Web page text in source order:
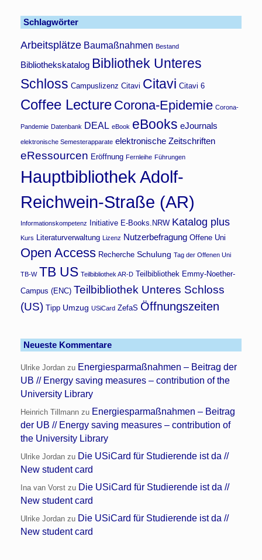
Schlagwörter
Arbeitsplätze Baumaßnahmen Bestand
Bibliothekskatalog Bibliothek Unteres
Schloss Campuslizenz Citavi Citavi Citavi 6
Coffee Lecture Corona-Epidemie Corona-
Pandemie Datenbank DEAL eBook eBooks eJournals
elektronische Semesterapparate elektronische Zeitschriften
eRessourcen Eröffnung Fernleihe Führungen
Hauptbibliothek Adolf-
Reichwein-Straße (AR)
Informationskompetenz Initiative E-Books.NRW Katalog plus
Kurs Literaturverwaltung Lizenz Nutzerbefragung Offene Uni
Open Access Recherche Schulung Tag der Offenen Uni
TB-W TB US Teilbibliothek AR-D Teilbibliothek Emmy-Noether-
Campus (ENC) Teilbibliothek Unteres Schloss
(US)
Tipp Umzug USiCard ZefaS Öffnungszeiten
Neueste Kommentare
Ulrike Jordan zu Energiesparmaßnahmen – Beitrag der
UB // Energy saving measures – contribution of the
University Library
Heinrich Tillmann zu Energiesparmaßnahmen – Beitrag
der UB // Energy saving measures – contribution of
the University Library
Ulrike Jordan zu Die USiCard für Studierende ist da //
New student card
Ina van Vorst zu Die USiCard für Studierende ist da //
New student card
Ulrike Jordan zu Die USiCard für Studierende ist da //
New student card